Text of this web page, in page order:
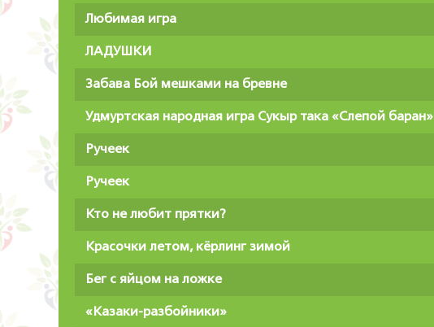
Любимая игра
ЛАДУШКИ
Забава Бой мешками на бревне
Удмуртская народная игра Сукыр така «Слепой баран»
Ручеек
Ручеек
Кто не любит прятки?
Красочки летом, кёрлинг зимой
Бег с яйцом на ложке
«Казаки-разбойники»